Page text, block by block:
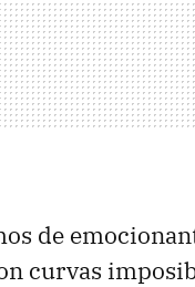
de
curvas